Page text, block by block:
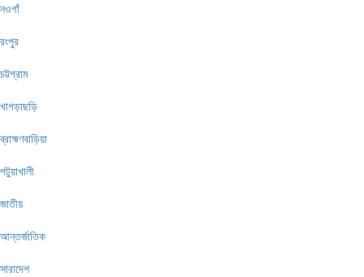
নওগাঁ
রংপুর
চট্টগ্রাম
খাগড়াছড়ি
ব্রাহ্মণবাড়িয়া
পটুয়াখালী
জাতীয়
আন্তর্জাতিক
সারাদেশ